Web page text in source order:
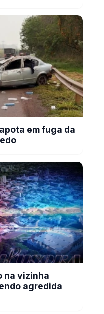
em fuga da
na vizinha
agredida